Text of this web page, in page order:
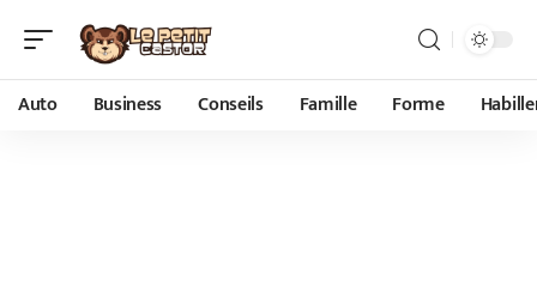
Auto Business Conseils Famille Forme